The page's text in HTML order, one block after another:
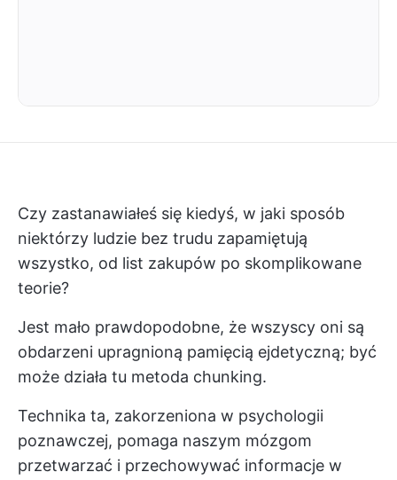
Czy zastanawiałeś się kiedyś, w jaki sposób
niektórzy ludzie bez trudu zapamiętują
wszystko, od list zakupów po skomplikowane
teorie?
Jest mało prawdopodobne, że wszyscy oni są
obdarzeni upragnioną pamięcią ejdetyczną; być
może działa tu metoda chunking.
Technika ta, zakorzeniona w psychologii
poznawczej, pomaga naszym mózgom
przetwarzać i przechowywać informacje w